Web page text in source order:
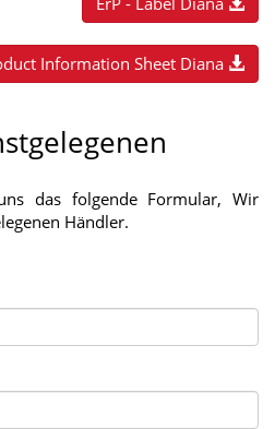
Information Sheet Diana
das folgende Formular, Wir
Händler.